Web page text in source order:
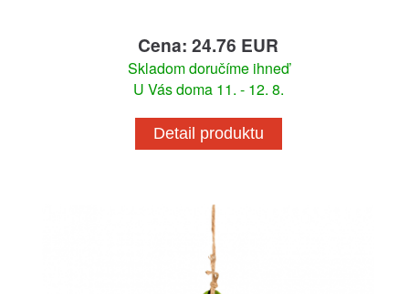
Cena: 24.76 EUR
Skladom doručíme ihneď
U Vás doma 11. - 12. 8.
Detail produktu